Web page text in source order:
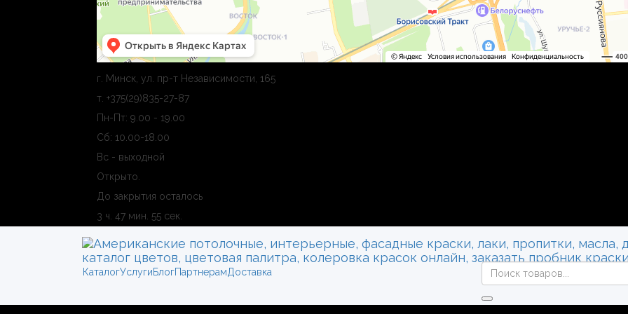
г. Минск, ул. пр-т Независимости, 165
т. +375(29)835-27-87
Пн-Пт: 9.00 - 19.00
Сб: 10.00-18.00
Вс - выходной
Открыто
До закрытия осталось
3 ч. 47 мин. 54 сек.
КаталогУслугиБлогПартнерамДоставка